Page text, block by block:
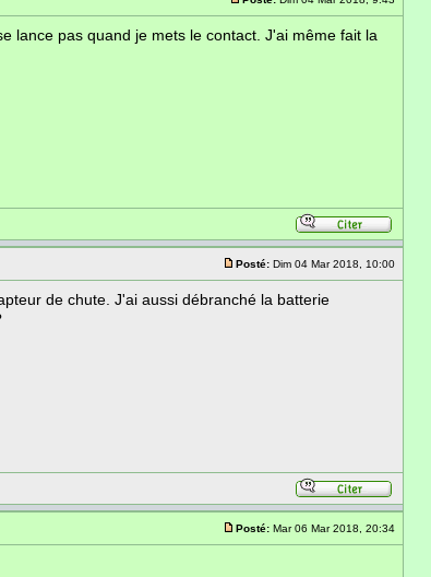
lance pas quand je mets le contact. J'ai même fait la
Posté: Dim 04 Mar 2018, 10:00
de chute. J'ai aussi débranché la batterie
Posté: Mar 06 Mar 2018, 20:34